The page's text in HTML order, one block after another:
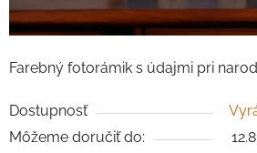
Farebný fotorámik s údajmi pri
Dostupnosť
Môžeme doručiť do: